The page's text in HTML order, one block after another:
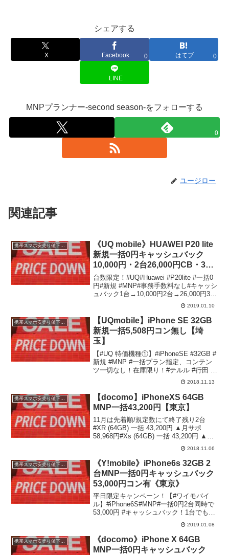
シェアする
X Facebook 0 はてブ 0
LINE
MNPプランナー-second season-をフォローする
0
ユージロー
関連記事
携帯スマホ安売り値下げ情報
《UQ mobile》HUAWEI P20 lite
新規一括0円キャッシュバック
10,000円・2台26,000円CB・3台
39,000円CBコン有約1,300円分
《神奈川》
台数限定！#UQ#Huawei #P20lite #一括0
円#新規 #MNP#事務手数料なし#キャッシ
ュバック1台→10,000円2台→26,000円3台
→39,000円条件Ｍプラン以上、コンテン
ツ648円×2ヶ月045-353-9394#...
2019.01.10
【UQmobile】iPhone SE 32GB
新規一括5,508円コン無し【埼
玉】
【#UQ 特価機種①】#iPhoneSE #32GB #
新規 #MNP #一括プラン指定、コンテン
ツ一切なし！在庫限り！#テルル #行田 #
鴻巣 #熊谷 #埼玉 #館林 #群馬
pic.twitter.com/HJ9zSXvRB4— テルル...
2018.11.13
【docomo】iPhoneXS 64GB
MNP一括43,200円【東京】
11月は先着順/規定数にて終了残り2台
#XR (64GB) 一括 43,200円 ▲月サポ
58,968円#Xs (64GB) 一括 43,200円 ▲月
サポ 58,968円 ※取置相談可能※条件緩
め、お問い合わせください （MNP相談専
用...
2018.11.06
携帯スマホ安売り値下げ情報
《Y!mobile》iPhone6s 32GB 2
台MNP一括0円キャッシュバック
53,000円コン有《東京》
平日限定キャンペーン！【#ワイモバイ
ル】#iPhone6S#MNP#一括0円2台同時で
53,000円 #キャッシュバック！1台でも
24,000円 #還元↓詳細モバワン #池袋 東口
— モバワン池袋東口0359562705
(@mg_ikeb...
2019.01.08
《docomo》iPhone X 64GB
MNP一括0円キャッシュバック